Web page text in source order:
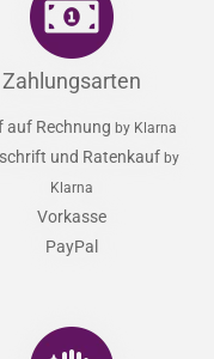
Zahlungsarten
auf Rechnung by Klarna
und Ratenkauf by
Klarna
Vorkasse
PayPal